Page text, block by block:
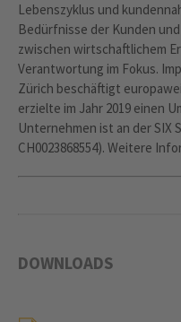
Lebenszyklus und
Bedürfnisse der Kunden
zwischen wirtschaftlichem
Verantwortung im Fokus.
Zürich beschäftigt
erzielte im Jahr 2019 einen
Unternehmen ist an der SIX
CH0023868554). Weitere
DOWNLOADS